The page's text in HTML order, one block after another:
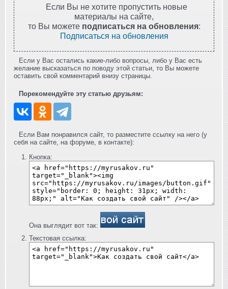
Если Вы не хотите пропустить новые
материалы на сайте,
то Вы можете подписаться на обновления:
Подписаться на обновления
Если у Вас остались какие-либо вопросы, либо у Вас есть
желание высказаться по поводу этой статьи, то Вы можете
оставить свой комментарий внизу страницы.
Порекомендуйте эту статью друзьям:
Если Вам понравился сайт, то разместите ссылку на него (у
себя на сайте, на форуме, в контакте):
Кнопка:
Она выглядит вот так:
Текстовая ссылка: